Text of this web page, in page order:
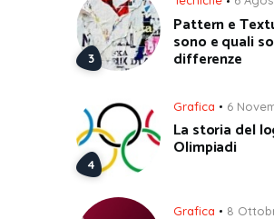
Pattern e
sono e quali
differenze
Grafica 6
La storia del
Olimpiadi
Grafica 8